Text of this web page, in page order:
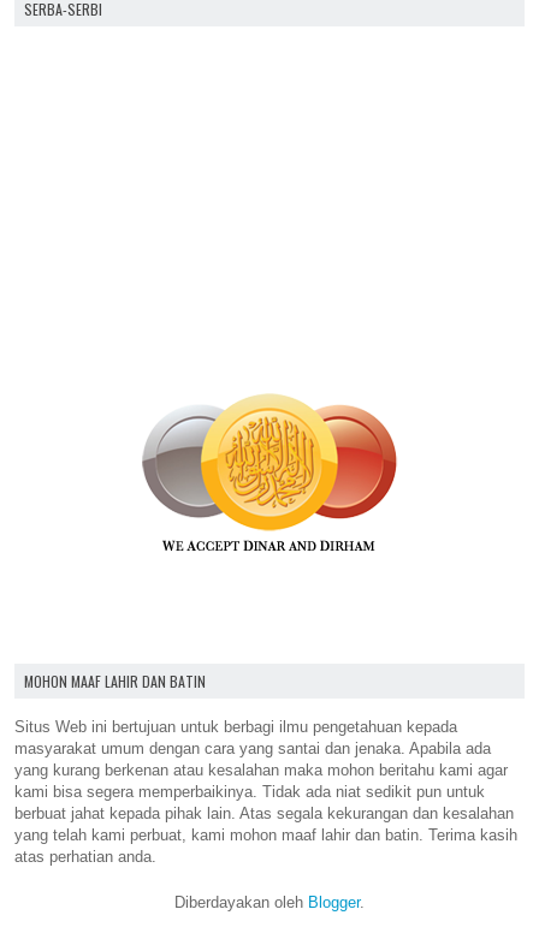
SERBA-SERBI
MOHON MAAF LAHIR DAN BATIN
Situs Web ini bertujuan untuk berbagi ilmu pengetahuan kepada
masyarakat umum dengan cara yang santai dan jenaka. Apabila ada
yang kurang berkenan atau kesalahan maka mohon beritahu kami agar
kami bisa segera memperbaikinya. Tidak ada niat sedikit pun untuk
berbuat jahat kepada pihak lain. Atas segala kekurangan dan kesalahan
yang telah kami perbuat, kami mohon maaf lahir dan batin. Terima kasih
atas perhatian anda.
Diberdayakan oleh Blogger.